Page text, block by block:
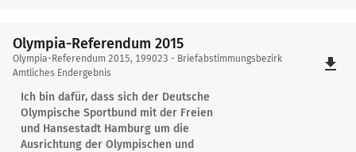
Olympia-Referendum 2015
Olympia-
Referendum
2015
Olympia-Referendum 2015, 199023 - Briefabstimmungsbezirk
Amtliches Endergebnis
file_download
Ich bin dafür, dass sich der Deutsche
Olympische Sportbund mit der Freien
und Hansestadt Hamburg um die
Ausrichtung der Olympischen und